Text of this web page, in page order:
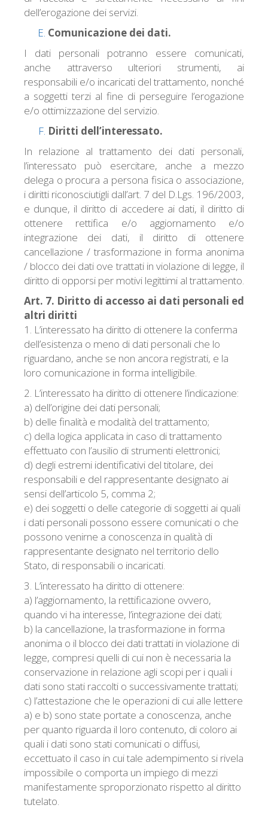
dell’erogazione dei servizi.
Comunicazione dei dati.
I dati personali potranno essere comunicati,
anche attraverso ulteriori strumenti, ai
responsabili e/o incaricati del trattamento, nonché
a soggetti terzi al fine di perseguire l’erogazione
e/o ottimizzazione del servizio.
Diritti dell’interessato.
In relazione al trattamento dei dati personali,
l’interessato può esercitare, anche a mezzo
delega o procura a persona fisica o associazione,
i diritti riconosciutigli dall’art. 7 del D.Lgs. 196/2003,
e dunque, il diritto di accedere ai dati, il diritto di
ottenere rettifica e/o aggiornamento e/o
integrazione dei dati, il diritto di ottenere
cancellazione / trasformazione in forma anonima
/ blocco dei dati ove trattati in violazione di legge, il
diritto di opporsi per motivi legittimi al trattamento.
Art. 7. Diritto di accesso ai dati personali ed
altri diritti
1. L’interessato ha diritto di ottenere la conferma
dell’esistenza o meno di dati personali che lo
riguardano, anche se non ancora registrati, e la
loro comunicazione in forma intelligibile.
2. L’interessato ha diritto di ottenere l’indicazione:
a) dell’origine dei dati personali;
b) delle finalità e modalità del trattamento;
c) della logica applicata in caso di trattamento
effettuato con l’ausilio di strumenti elettronici;
d) degli estremi identificativi del titolare, dei
responsabili e del rappresentante designato ai
sensi dell’articolo 5, comma 2;
e) dei soggetti o delle categorie di soggetti ai quali
i dati personali possono essere comunicati o che
possono venirne a conoscenza in qualità di
rappresentante designato nel territorio dello
Stato, di responsabili o incaricati.
3. L’interessato ha diritto di ottenere:
a) l’aggiornamento, la rettificazione ovvero,
quando vi ha interesse, l’integrazione dei dati;
b) la cancellazione, la trasformazione in forma
anonima o il blocco dei dati trattati in violazione di
legge, compresi quelli di cui non è necessaria la
conservazione in relazione agli scopi per i quali i
dati sono stati raccolti o successivamente trattati;
c) l’attestazione che le operazioni di cui alle lettere
a) e b) sono state portate a conoscenza, anche
per quanto riguarda il loro contenuto, di coloro ai
quali i dati sono stati comunicati o diffusi,
eccettuato il caso in cui tale adempimento si rivela
impossibile o comporta un impiego di mezzi
manifestamente sproporzionato rispetto al diritto
tutelato.